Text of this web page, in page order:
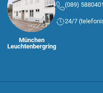
München
Leuchtenbergring
(089)
24/7